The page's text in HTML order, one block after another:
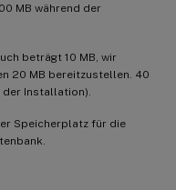
MB während der
beträgt 10 MB, wir
20 MB bereitzustellen. 40
der Installation).
Speicherplatz für die